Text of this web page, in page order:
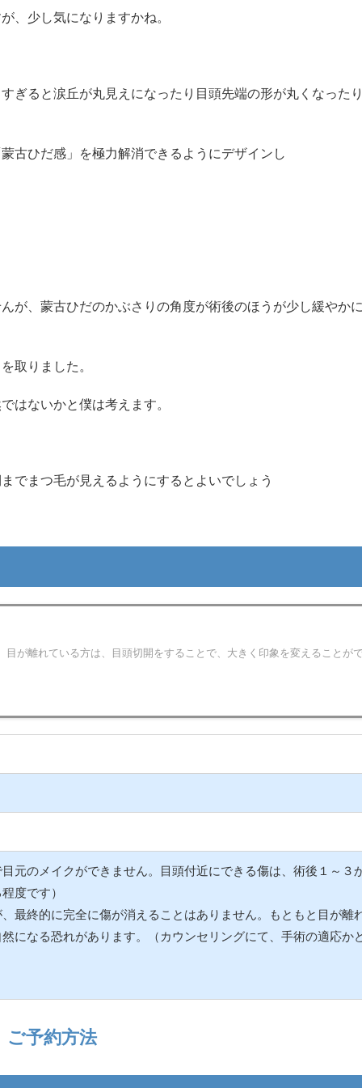
、少し気になりますかね。
ぎると涙丘が丸見えになったり目頭先端の形が丸くなった
古ひだ感」を極力解消できるようにデザインし
が、蒙古ひだのかぶさりの角度が術後のほうが少し緩やか
取りました。
はないかと僕は考えます。
でまつ毛が見えるようにするとよいでしょう
が離れている方は、目頭切開をすることで、大きく印象を変えることがで
元のメイクができません。目頭付近にできる傷は、術後１～３
度です）
最終的に完全に傷が消えることはありません。もともと目が離
になる恐れがあります。（カウンセリングにて、手術の適応か
ご予約方法